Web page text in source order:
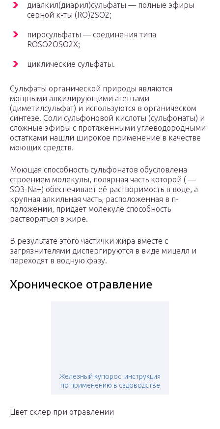
диалкил(диарил)сульфаты — полные эфиры
серной к-ты (RO)2SO2;
пиросульфаты — соединения типа
ROSO2OSO2X;
циклические сульфаты.
Сульфаты органической природы являются
мощными алкилирующими агентами
(диметилсульфат) и используются в органическом
синтезе. Соли сульфоновой кислоты (сульфонаты) и
сложные эфиры с протяженными углеводородными
остатками нашли широкое применение в качестве
моющих средств.
Моющая способность сульфонатов обусловлена
строением молекулы, полярная часть которой ( —
SO3-Na+) обеспечивает её растворимость в воде, а
крупная алкильная часть, расположенная в п-
положении, придает молекуле способность
растворяться в жире.
В результате этого частички жира вместе с
загрязнителями диспергируются в виде мицелл и
переходят в водную фазу.
Хроническое отравление
Железный купорос: инструкция
по применению в садоводстве
Цвет склер при отравлении